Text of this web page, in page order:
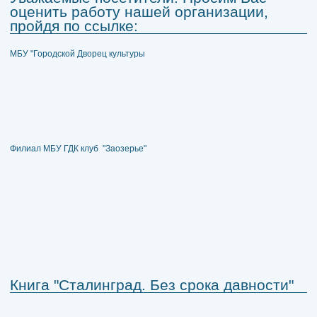
оценить работу нашей организации,
пройдя по ссылке:
МБУ "Городской Дворец культуры
Филиал МБУ ГДК клуб "Заозерье"
Книга "Сталинград. Без срока давности"